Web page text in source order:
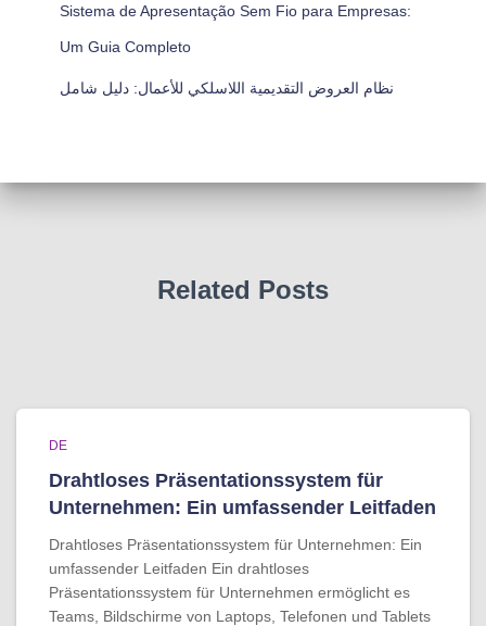
Sistema de Apresentação Sem Fio para Empresas:
Um Guia Completo
نظام العروض التقديمية اللاسلكي للأعمال: دليل شامل
Related Posts
DE
Drahtloses Präsentationssystem für
Unternehmen: Ein umfassender Leitfaden
Drahtloses Präsentationssystem für Unternehmen: Ein
umfassender Leitfaden Ein drahtloses
Präsentationssystem für Unternehmen ermöglicht es
Teams, Bildschirme von Laptops, Telefonen und Tablets